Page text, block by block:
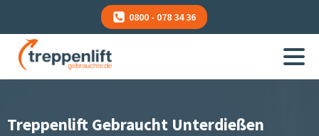
0800 - 078 34 36
Treppenlift Gebraucht Unterdießen